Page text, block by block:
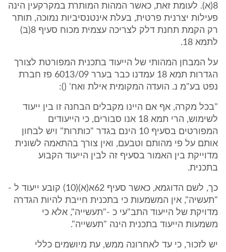
8(א). לעומת זאת, כאשר המהות המותרת במקרקעין הינה
פעילות יצרנית פרטית, בעלת אינטנסיביות נמוכה, תותר
רק הקמת תחנת דלק לצריכה עצמית מכוח סעיף 8(ב)
לתמא 18.
על המבחן המהותי של הייעוד בתכנית המפורטת לצורך
הגדרות תמא 18 עמדנו כבר בערר 6013/09 פז חברת
נפט בע"מ נ. הועדה המקומית אילת ואח' ():
"בכל מקרה, אף אם היינו מקבלים הבחנה זו בין ייעוד
לשימוש, הרי תמא 18 אנו סבורים, כי הייעודים
המפורטים בסעיף 10 הינם בגדר "כותרות" ויש לבחון
אותם על פי מהותם וטבעם, ואין צורך בהתאמה לשונית
מדוייקת בין האמור בסעיף זה לבין הייעוד הקבוע
בתכנית.
כך, לשם הדוגמא, כאשר סעיף 62א(א)(10) קובע ייעוד ל -
"תעשיה", אין המשמעות כי בתכנית חייבת להיות הגדרה
מדויקת של הייעוד התב"עי כ -"תעשייה", אלא כי
משמעות הייעוד בתכנית הינה "תעשייה".
יש לזכור, כי עד לאחרונה ממש, עת מיושמים כללי